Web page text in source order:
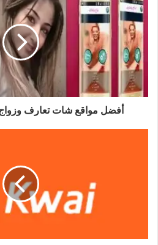
أفضل مواقع شات تعارف